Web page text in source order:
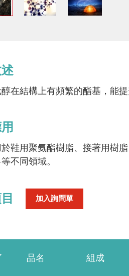
在結構上有頻繁的酯基，能
鞋用聚氨酯樹脂、接著用樹
不同領域。
加入詢問單
品名 組成